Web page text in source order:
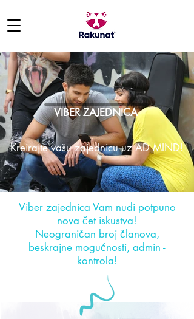
VIBER ZAJEDNICA
Kreirajte vašu zajednicu uz AD MIND!
Viber zajednica Vam nudi potpuno
nova čet iskustva!
Neograničan broj članova,
beskrajne mogućnosti, admin -
kontrola!